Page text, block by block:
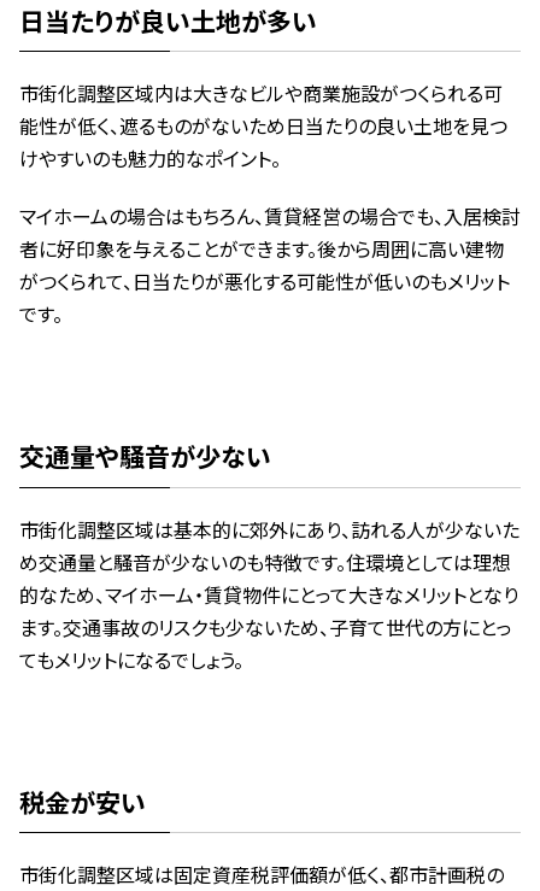
日当たりが良い土地が多い
市街化調整区域内は大きなビルや商業施設がつくられる可
能性が低く、遮るものがないため日当たりの良い土地を見つ
けやすいのも魅力的なポイント。
マイホームの場合はもちろん、賃貸経営の場合でも、入居検討
者に好印象を与えることができます。後から周囲に高い建物
がつくられて、日当たりが悪化する可能性が低いのもメリット
です。
交通量や騒音が少ない
市街化調整区域は基本的に郊外にあり、訪れる人が少ないた
め交通量と騒音が少ないのも特徴です。住環境としては理想
的なため、マイホーム・賃貸物件にとって大きなメリットとなり
ます。交通事故のリスクも少ないため、子育て世代の方にとっ
てもメリットになるでしょう。
税金が安い
市街化調整区域は固定資産税評価額が低く、都市計画税の